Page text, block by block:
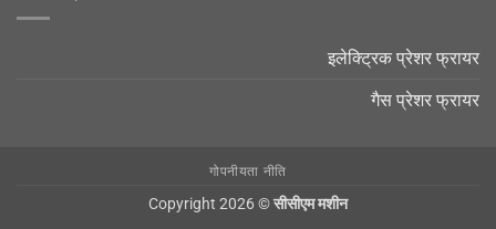
इलेक्ट्रिक प्रेशर फ्रायर
गैस प्रेशर फ्रायर
गोपनीयता नीति
Copyright 2026 ©सीसीएम मशीन